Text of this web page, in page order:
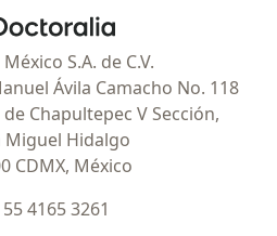
Doctoralia - Página de inicio
S.A. de C.V.
Ávila Camacho No. 118
Chapultepec V Sección,
Miguel Hidalgo
CDMX, México
4165 3261